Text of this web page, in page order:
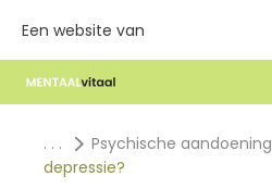
Een website van
. . . Psychische aandoening
depressie?